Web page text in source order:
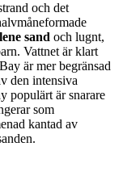
och det
sand och lugnt,
Vattnet är klart
är mer begränsad
den intensiva
populärt är snarare
som
kantad av